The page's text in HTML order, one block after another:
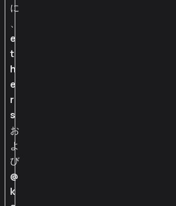
に
、
e
t
h
e
r
s
お
よ
び
@
k